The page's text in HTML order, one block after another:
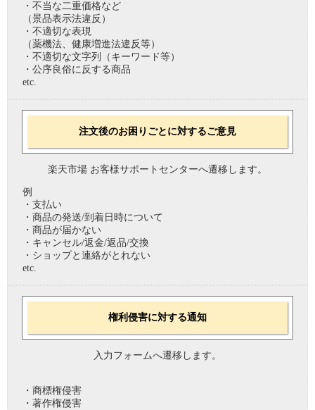
・不当な二重価格など
（景品表示法違反）
・不適切な表現
（薬機法、健康増進法違反等）
・不適切な文字列（キーワード等）
・公序良俗に反する商品
etc.
注文後のお困りごとに対するご意見
楽天市場 お客様サポートセンターへ遷移します。
例
・支払い
・商品の発送/到着日時について
・商品が届かない
・キャンセル/返金/返品/交換
・ショップと連絡がとれない
etc.
権利侵害に対する通知
入力フォームへ遷移します。
・商標権侵害
・著作権侵害